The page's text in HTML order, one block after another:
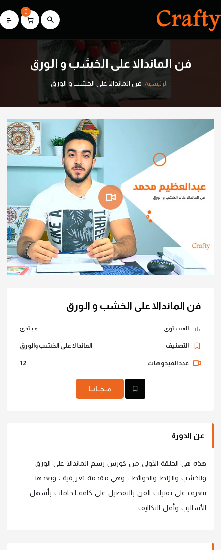
0
فن الماندالا على الخشب و الورق
الرئيسية فن الماندالا على الخشب و الورق
عن الدورة
هذه هى الحلقة الأولى من كورس رسم الماندالا على الورق
والخشب والزلط والحوائط ، وهي مقدمة تعريفية ، وبعدها
نتعرف على تقنيات الفن بالتفصيل على كافة الخامات بأسهل
الأساليب وأقل التكاليف
فن الماندالا على الخشب و الورق
المستوى مبتدئ
التصنيف الماندالا على الخشب والورق
عدد الفيدوهات 12
مــجــانــا